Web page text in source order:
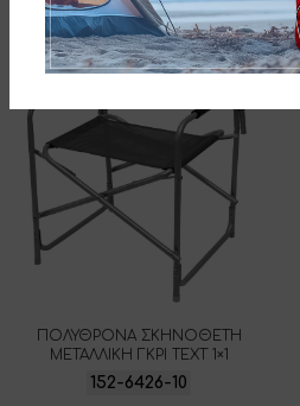
ΠΟΛΥΘΡΟΝΑ ΣΚΗΝΟΘΕΤΗ
ΜΕΤΑΛΛΙΚΗ ΓΚΡΙ ΤΕΧΤ 1×1
152-6426-10